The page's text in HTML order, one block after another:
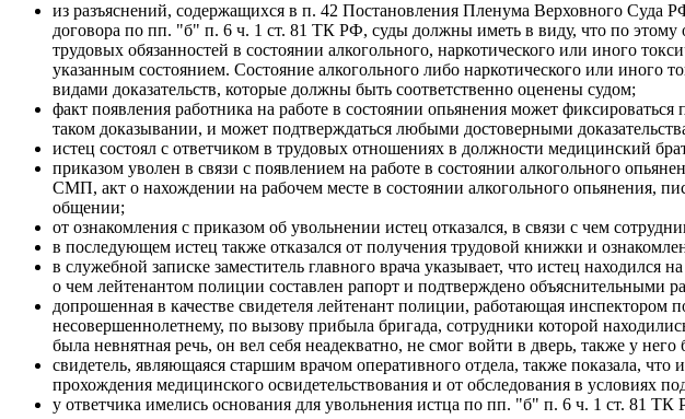
из разъяснений, содержащихся в п. 42 Постановления Пленума Верховного Суда
договора по пп. "б" п. 6 ч. 1 ст. 81 ТК РФ, суды должны иметь в виду, что по
трудовых обязанностей в состоянии алкогольного, наркотического или иного
указанным состоянием. Состояние алкогольного либо наркотического или
видами доказательств, которые должны быть соответственно оценены судом;
факт появления работника на работе в состоянии опьянения может
таком доказывании, и может подтверждаться любыми достоверными
истец состоял с ответчиком в трудовых отношениях в должности медицинский
приказом уволен в связи с появлением на работе в состоянии алкогольного
СМП, акт о нахождении на рабочем месте в состоянии алкогольного опьянения,
общении;
от ознакомления с приказом об увольнении истец отказался, в связи с чем
в последующем истец также отказался от получения трудовой книжки и
в служебной записке заместитель главного врача указывает, что истец
о чем лейтенантом полиции составлен рапорт и подтверждено объяснительными
допрошенная в качестве свидетеля лейтенант полиции, работающая
несовершеннолетнему, по вызову прибыла бригада, сотрудники которой
была невнятная речь, он вел себя неадекватно, не смог войти в дверь, также у
свидетель, являющаяся старшим врачом оперативного отдела, также показала,
прохождения медицинского освидетельствования и от обследования в условиях
у ответчика имелись основания для увольнения истца по пп. "б" п. 6 ч. 1 ст. 81